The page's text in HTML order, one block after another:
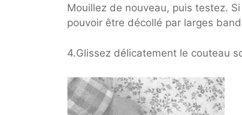
Mouillez de nouveau, puis testez.
pouvoir être décollé par larges
4.Glissez délicatement le couteau